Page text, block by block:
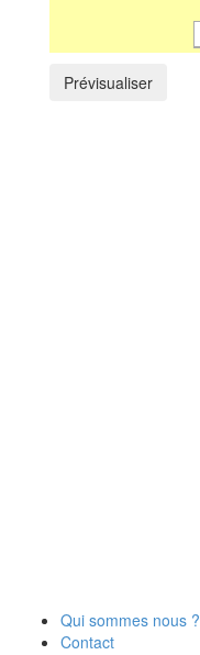
Qui sommes nous ?
Contact